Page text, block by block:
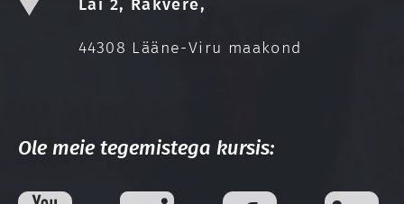
Lai 2, Rakvere,
44308 Lääne-Viru maakond
Ole meie tegemistega kursis: